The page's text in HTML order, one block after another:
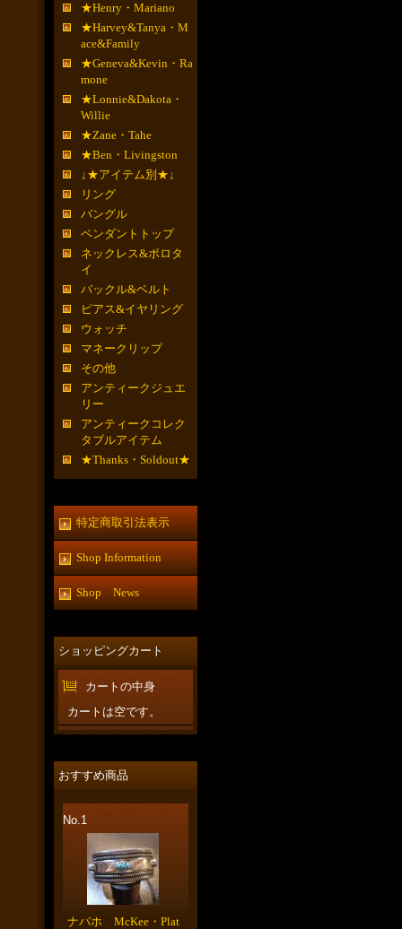
★Henry・Mariano
★Harvey&Tanya・M
ace&Family
★Geneva&Kevin・Ra
mone
★Lonnie&Dakota・
Willie
★Zane・Tahe
★Ben・Livingston
↓★アイテム別★↓
リング
バングル
ペンダントトップ
ネックレス&ボロタ
イ
バックル&ベルト
ピアス&イヤリング
ウォッチ
マネークリップ
その他
アンティークジュエ
リー
アンティークコレク
タブルアイテム
★Thanks・Soldout★
特定商取引法表示
Shop Information
Shop News
ショッピングカート
カートの中身
カートは空です。
おすすめ商品
No.1
ナバホ McKee・Plat